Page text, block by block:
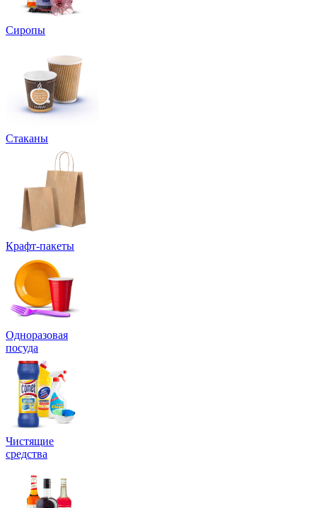
Сиропы
Стаканы
Крафт-пакеты
Одноразовая
посуда
Чистящие
средства